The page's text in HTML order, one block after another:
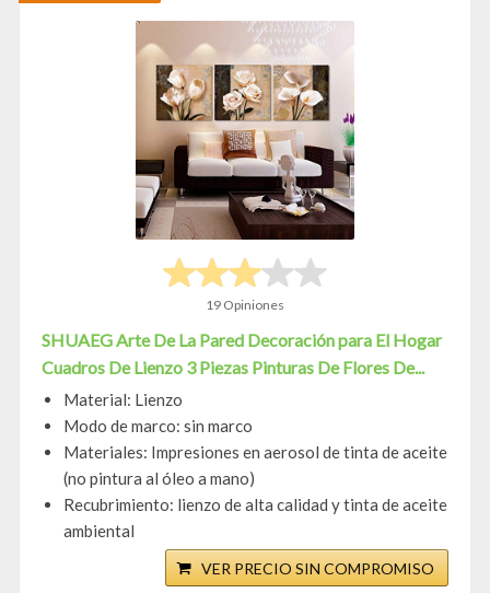
19 Opiniones
SHUAEG Arte De La Pared Decoración para El Hogar
Cuadros De Lienzo 3 Piezas Pinturas De Flores De...
Material: Lienzo
Modo de marco: sin marco
Materiales: Impresiones en aerosol de tinta de aceite
(no pintura al óleo a mano)
Recubrimiento: lienzo de alta calidad y tinta de aceite
ambiental
VER PRECIO SIN COMPROMISO